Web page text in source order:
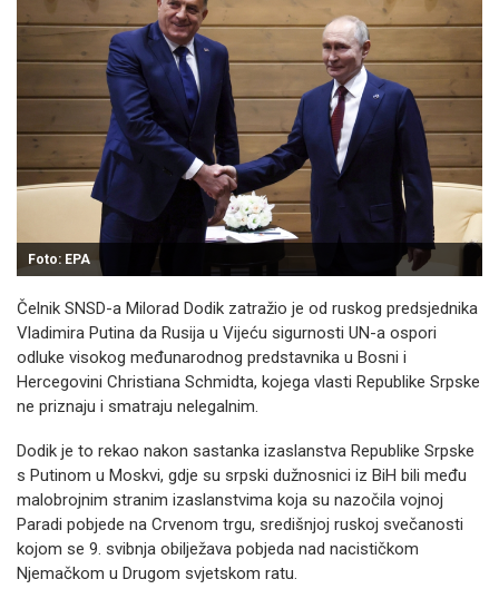
Foto: EPA
Čelnik SNSD-a Milorad Dodik zatražio je od ruskog predsjednika
Vladimira Putina da Rusija u Vijeću sigurnosti UN-a ospori
odluke visokog međunarodnog predstavnika u Bosni i
Hercegovini Christiana Schmidta, kojega vlasti Republike Srpske
ne priznaju i smatraju nelegalnim.
Dodik je to rekao nakon sastanka izaslanstva Republike Srpske
s Putinom u Moskvi, gdje su srpski dužnosnici iz BiH bili među
malobrojnim stranim izaslanstvima koja su nazočila vojnoj
Paradi pobjede na Crvenom trgu, središnjoj ruskoj svečanosti
kojom se 9. svibnja obilježava pobjeda nad nacističkom
Njemačkom u Drugom svjetskom ratu.